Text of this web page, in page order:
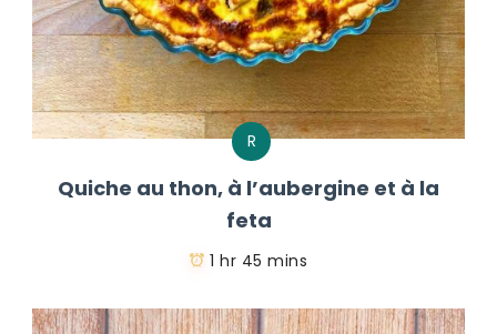
R
Quiche au thon, à l’aubergine et à la
feta
1 hr 45 mins